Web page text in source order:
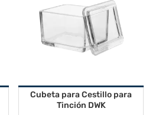
Cubeta para Cestillo para
Tinción DWK